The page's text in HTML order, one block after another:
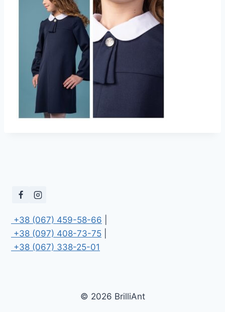
+38 (067) 459-58-66
+38 (097) 408-73-75
+38 (067) 338-25-01
© 2026 BrilliAnt